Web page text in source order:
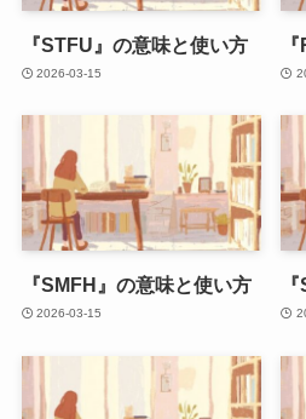
『STFU』の意味と使い方
2026-03-15
『SMFH』の意味と使い方
2026-03-15